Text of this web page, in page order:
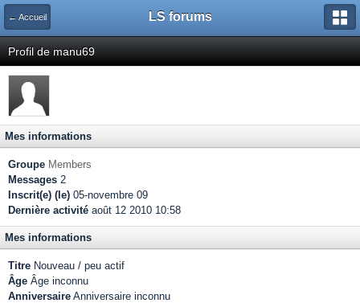
← Accueil LS forums
Profil de manu69
Mes informations
Groupe Members
Messages 2
Inscrit(e) (le) 05-novembre 09
Dernière activité août 12 2010 10:58
Mes informations
Titre Nouveau / peu actif
Âge Âge inconnu
Anniversaire Anniversaire inconnu